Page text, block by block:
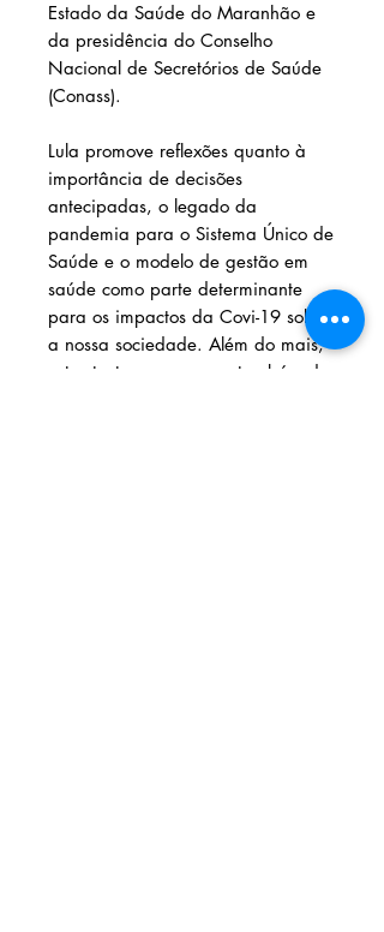
Estado da Saúde do Maranhão e
da presidência do Conselho
Nacional de Secretórios de Saúde
(Conass).
Lula promove reflexões quanto à
importância de decisões
antecipadas, o legado da
pandemia para o Sistema Único de
Saúde e o modelo de gestão em
saúde como parte determinante
para os impactos da Covi-19 sobre
a nossa sociedade. Além do mais,
estes textos nos servem também de